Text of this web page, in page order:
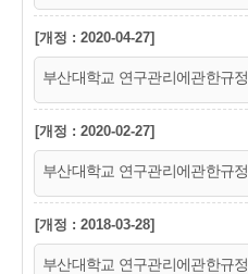
[개정 : 2020-04-27]
부산대학교 연구관리에관한규정
[개정 : 2020-02-27]
부산대학교 연구관리에관한규정
[개정 : 2018-03-28]
부산대학교 연구관리에관한규정